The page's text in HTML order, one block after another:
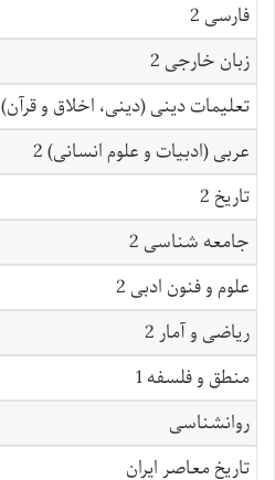
فارسی 2
زبان خارجی 2
تعلیمات دینی (دینی، اخلاق و قرآن) 2
عربی (ادبیات و علوم انسانی) 2
تاریخ 2
جامعه شناسی 2
علوم و فنون ادبی 2
ریاضی و آمار 2
منطق و فلسفه 1
روانشناسی
تاریخ معاصر ایران